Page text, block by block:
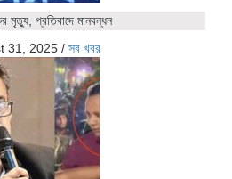
মৃত্যু, প্রতিবাদে মানবন্ধন
31, 2025 / সব খবর